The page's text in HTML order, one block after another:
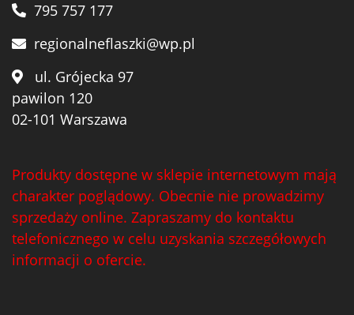
795 757 177
regionalneflaszki@wp.pl
ul. Grójecka 97
pawilon 120
02-101 Warszawa
Produkty dostępne w sklepie internetowym mają
charakter poglądowy. Obecnie nie prowadzimy
sprzedaży online. Zapraszamy do kontaktu
telefonicznego w celu uzyskania szczegółowych
informacji o ofercie.